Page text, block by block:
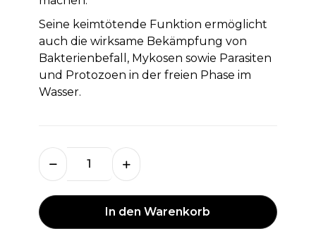
Seine keimtötende Funktion ermöglicht
auch die wirksame Bekämpfung von
Bakterienbefall, Mykosen sowie Parasiten
und Protozoen in der freien Phase im
Wasser.
In den Warenkorb